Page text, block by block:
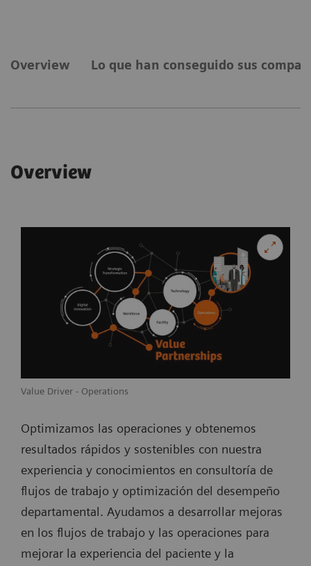
Overview Lo que han conseguido sus
Overview
Value Driver - Operations
Optimizamos las operaciones y obtenemos
resultados rápidos y sostenibles con nuestra
experiencia y conocimientos en consultoría de
flujos de trabajo y optimización del desempeño
departamental. Ayudamos a desarrollar mejoras
en los flujos de trabajo y las operaciones para
mejorar la experiencia del paciente y la